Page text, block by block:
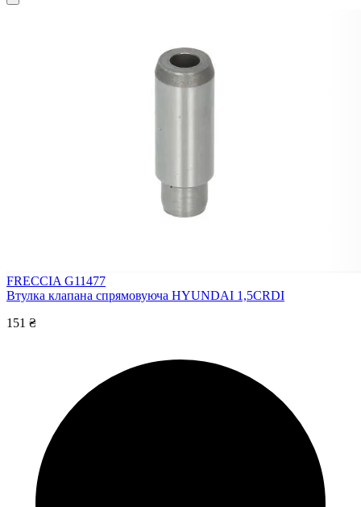
FRECCIA G11477
Втулка клапана спрямовуюча HYUNDAI 1,5CRDI
151 ₴